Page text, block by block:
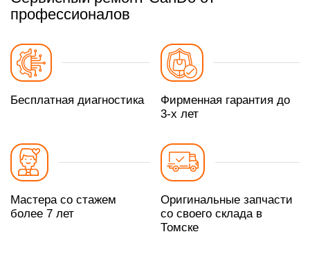
профессионалов
Бесплатная диагностика
Фирменная гарантия до
3-х лет
Мастера со стажем
более 7 лет
Оригинальные запчасти
со своего склада в
Томске